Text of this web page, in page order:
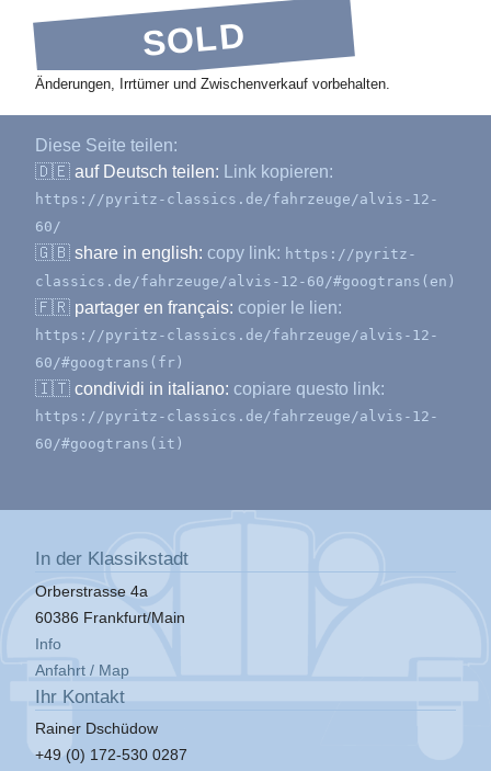
SOLD
Änderungen, Irrtümer und Zwischenverkauf vorbehalten.
Diese Seite teilen:
🇩🇪 auf Deutsch teilen: Link kopieren:
https://pyritz-classics.de/fahrzeuge/alvis-12-
60/
🇬🇧 share in english: copy link: https://pyritz-
classics.de/fahrzeuge/alvis-12-60/#googtrans(en)
🇫🇷 partager en français: copier le lien:
https://pyritz-classics.de/fahrzeuge/alvis-12-
60/#googtrans(fr)
🇮🇹 condividi in italiano: copiare questo link:
https://pyritz-classics.de/fahrzeuge/alvis-12-
60/#googtrans(it)
In der Klassikstadt
Orberstrasse 4a
60386 Frankfurt/Main
Info
Anfahrt / Map
Ihr Kontakt
Rainer Dschüdow
+49 (0) 172-530 0287